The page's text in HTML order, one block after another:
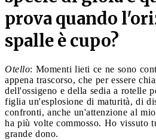
prova quando
spalle è cupo?
Otello: Momenti lieti ce ne sono
appena trascorso, che per essere
dell'ossigeno e della sedia a rotelle
figlia un'esplosione di maturità, di
confronti, anche un'attenzione al
ha più volte commosso. Ho vissuto
grande dono.